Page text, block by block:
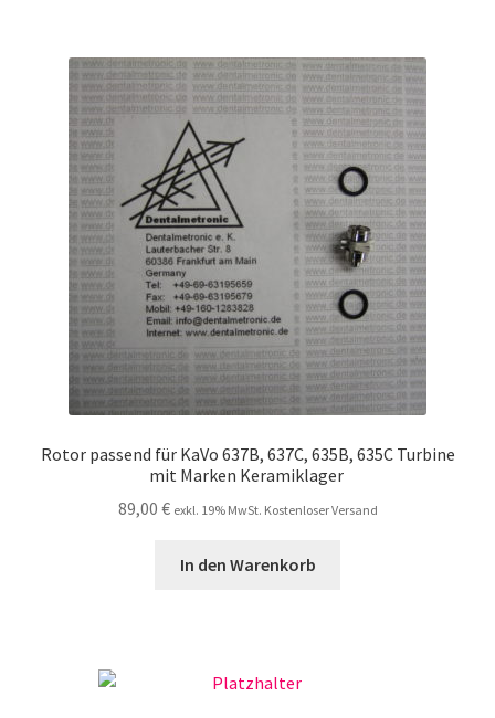
Rotor passend für KaVo 637B, 637C, 635B, 635C Turbine
mit Marken Keramiklager
89,00 € exkl. 19% MwSt. Kostenloser Versand
In den Warenkorb